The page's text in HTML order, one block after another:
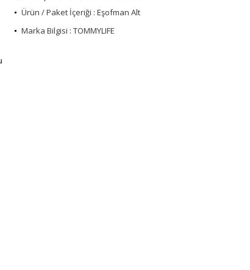
Ürün / Paket İçeriği : Eşofman Alt
Marka Bilgisi : TOMMYLIFE